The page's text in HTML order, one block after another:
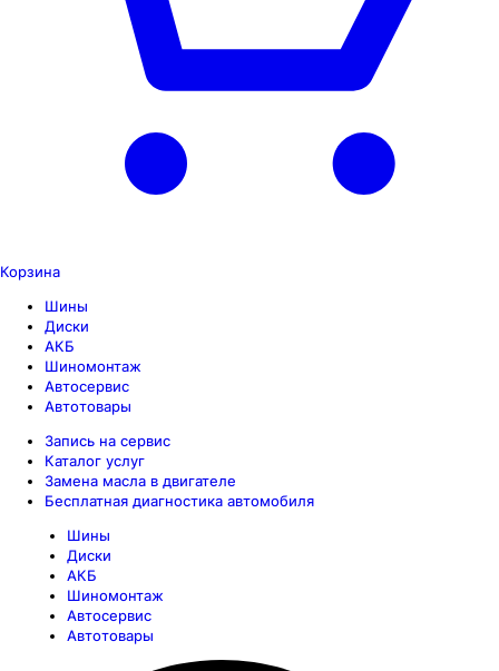
Корзина
Шины
Диски
АКБ
Шиномонтаж
Автосервис
Автотовары
Запись на сервис
Каталог услуг
Замена масла в двигателе
Бесплатная диагностика автомобиля
Шины
Диски
АКБ
Шиномонтаж
Автосервис
Автотовары